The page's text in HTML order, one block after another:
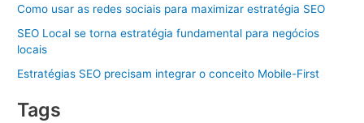
Como usar as redes sociais para maximizar estratégia SEO
SEO Local se torna estratégia fundamental para negócios
locais
Estratégias SEO precisam integrar o conceito Mobile-First
Tags